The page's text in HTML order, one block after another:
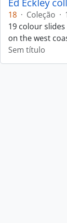
Ed Eckley
18 · Coleção ·
19 colour
on the west
Sem título